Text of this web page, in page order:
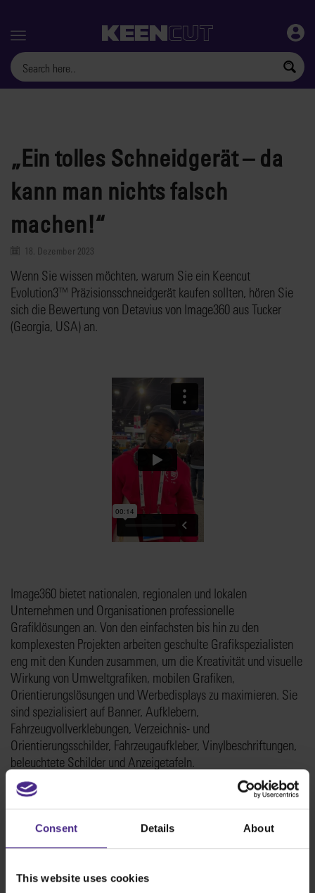
Consent Details About
This website uses cookies
Menu
„Ein tolles Schneidgerät – da
kann man nichts falsch
machen!“
18. Dezember 2023
Wenn Sie wissen möchten, warum Sie ein Keencut
Evolution3™ Präzisionsschneidgerät kaufen sollten, hören Sie
sich die Bewertung von Detavius von Image360 aus Tucker
(Georgia, USA) an.
Image360 bietet nationalen, regionalen und lokalen
Unternehmen und Organisationen professionelle
Grafiklösungen an. Von den einfachsten bis hin zu den
komplexesten Projekten arbeiten geschulte Grafikspezialisten
eng mit den Kunden zusammen, um die Kreativität und visuelle
Wirkung von Umweltgrafiken, mobilen Grafiken,
Orientierungslösungen und Werbedisplays zu maximieren. Sie
sind spezialisiert auf Banner, Aufklebern,
Fahrzeugvollverklebungen, Verzeichnis- und
Orientierungsschilder, Fahrzeugaufkleber, Vinylbeschriftungen,
beleuchtete Schilder und Anzeigetafeln.
http://www.image360.com/tuckerga
Tags:Evolution3,Fallbeispiel